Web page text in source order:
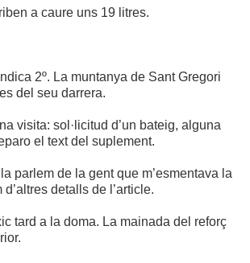
a caure uns 19 litres.
2º. La muntanya de Sant Gregori
del seu darrera.
visita: sol·licitud d’un bateig, alguna
el text del suplement.
parlem de la gent que m’esmentava la
detalls de l’article.
tard a la doma. La mainada del reforç